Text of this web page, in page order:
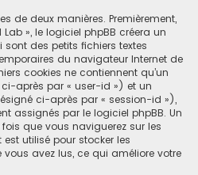
de deux manières. Premièrement,
», le logiciel phpBB créera un
des petits fichiers textes
du navigateur Internet de
cookies ne contiennent qu’un
après par « user-id ») et un
ci-après par « session-id »),
assignés par le logiciel phpBB. Un
que vous naviguerez sur les
est utilisé pour stocker les
avez lus, ce qui améliore votre